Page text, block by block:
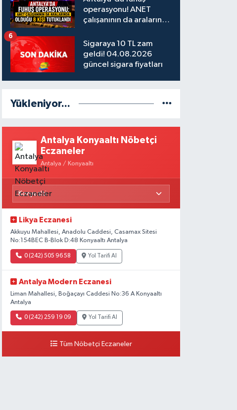
operasyonu! ANET
çalışanının da aralarında
Sigaraya 10 TL zam
geldi! 04.08.2026
güncel sigara fiyatları
6
Yükleniyor...
Antalya Konyaaltı Nöbetçi
Eczaneler
Antalya / Konyaaltı
Likya Eczanesi
Akkuyu Mahallesi, Anadolu Caddesi, Casamax Sitesi
No:154BEC B-Blok D:48 Konyaaltı Antalya
0 (242) 505 96 58 Yol Tarifi Al
Antalya Modern Eczanesi
Liman Mahallesi, Boğaçayı Caddesi No:36 A Konyaaltı
Antalya
0 (242) 259 19 09 Yol Tarifi Al
Tüm Nöbetçi Eczaneler